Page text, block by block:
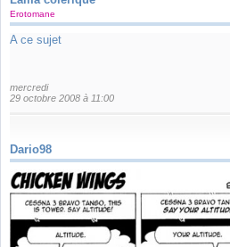
Erotomane
A ce sujet
mercredi
29 octobre 2008 à 11:00
Dario98